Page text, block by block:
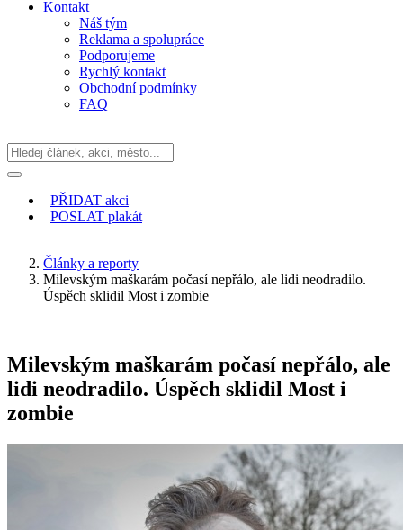
Kontakt
Náš tým
Reklama a spolupráce
Podporujeme
Rychlý kontakt
Obchodní podmínky
FAQ
PŘIDAT akci
POSLAT plakát
Články a reporty
Milevským maškarám počasí nepřálo, ale lidi neodradilo.
Úspěch sklidil Most i zombie
Milevským maškarám počasí nepřálo, ale
lidi neodradilo. Úspěch sklidil Most i
zombie